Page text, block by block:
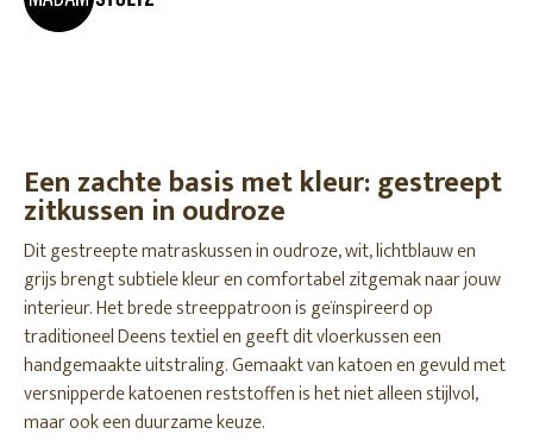
Een zachte basis met kleur: gestreept
zitkussen in oudroze
Dit gestreepte matraskussen in oudroze, wit, lichtblauw en
grijs brengt subtiele kleur en comfortabel zitgemak naar jouw
interieur. Het brede streeppatroon is geïnspireerd op
traditioneel Deens textiel en geeft dit vloerkussen een
handgemaakte uitstraling. Gemaakt van katoen en gevuld met
versnipperde katoenen reststoffen is het niet alleen stijlvol,
maar ook een duurzame keuze.